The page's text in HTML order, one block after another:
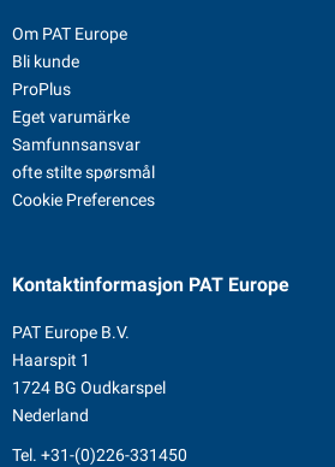
Om PAT Europe
Bli kunde
ProPlus
Eget varumärke
Samfunnsansvar
ofte stilte spørsmål
Cookie Preferences
Kontaktinformasjon PAT Europe
PAT Europe B.V.
Haarspit 1
1724 BG Oudkarspel
Nederland
Tel. +31-(0)226-331450